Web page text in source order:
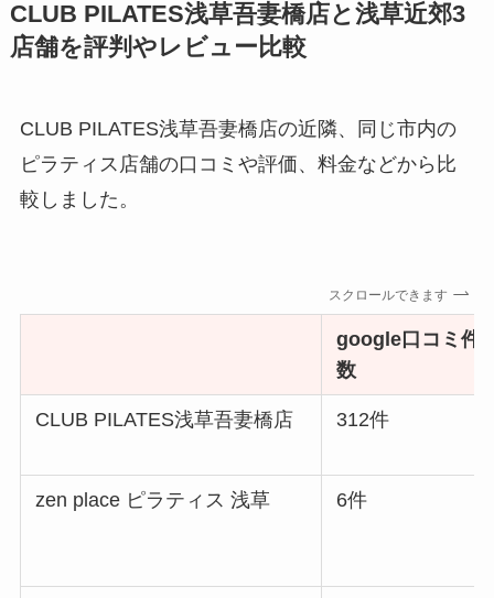
CLUB PILATES浅草吾妻橋店と浅草近郊3
店舗を評判やレビュー比較
CLUB PILATES浅草吾妻橋店の近隣、同じ市内の
ピラティス店舗の口コミや評価、料金などから比
較しました。
スクロールできます
google口コミ件
数
CLUB PILATES浅草吾妻橋店 312件
zen place ピラティス 浅草 6件